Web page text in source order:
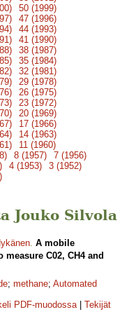
50 (1999)
47 (1996)
44 (1993)
41 (1990)
38 (1987)
35 (1984)
32 (1981)
29 (1978)
26 (1975)
23 (1972)
20 (1969)
17 (1966)
14 (1963)
11 (1960)
8 (1957)
7 (1956)
4 (1953)
3 (1952)
Jouko Silvola
. A mobile
C02, CH4 and
; methane; Automated
PDF-muodossa| Tekijät